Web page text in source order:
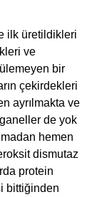
ilk üretildikleri
ve
bir
çekirdekleri
ayrılmakta ve
de yok
hemen
dismutaz
protein
bittiğinden